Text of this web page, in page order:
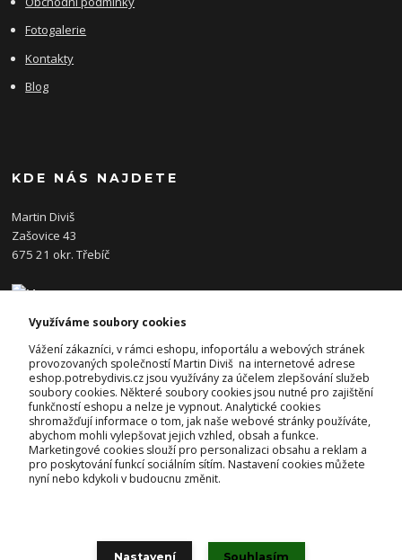
Fotogalerie
Kontakty
Blog
KDE NÁS NAJDETE
Martin Diviš
Zašovice 43
675 21 okr. Třebíč
KONTAKTY
Josef Diviš
+420 728 382 742
(Po-Pá, 7-17hod.)
prodejna@potrebydivis.cz
Využíváme soubory cookies
Vážení zákazníci, v rámci eshopu, infoportálu a webových stránek
provozovaných společností Martin Diviš na internetové adrese
eshop.potrebydivis.cz jsou využívány za účelem zlepšování služeb
soubory cookies. Některé soubory cookies jsou nutné pro zajištění
funkčností eshopu a nelze je vypnout. Analytické cookies
shromažďují informace o tom, jak naše webové stránky používáte,
abychom mohli vylepšovat jejich vzhled, obsah a funkce.
Marketingové cookies slouží pro personalizaci obsahu a reklam a
pro poskytování funkcí sociálním sítím. Nastavení cookies můžete
nyní nebo kdykoli v budoucnu změnit.
Nastavení Souhlasím